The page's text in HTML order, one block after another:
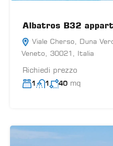
Albatros B32
Viale Cherso, Duna
Veneto, 30021, Italia
Richiedi prezzo
1 1 40 mq